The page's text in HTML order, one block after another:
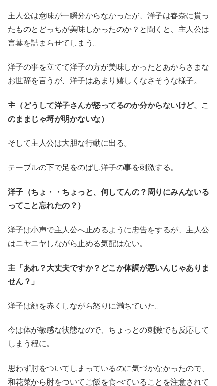
主人公は意味が一瞬分からなかったが、洋子は春奈に貰っ
たものとどっちが美味しかったのか？と聞くと、主人公は
言葉を詰まらせてしまう。
洋子の事を立てて洋子の方が美味しかったとあからさまな
お世辞を言うが、洋子はあまり嬉しくなさそうな様子。
主（どうして洋子さんが怒ってるのか分からないけど、こ
のままじゃ埒が明かないな）
そして主人公は大胆な行動に出る。
テーブルの下で足をのばし洋子の事を刺激する。
洋子（ちょ・・ちょっと、何してんの？周りにみんないる
ってこと忘れたの？）
洋子は小声で主人公へ止めるように忠告をするが、主人公
はニヤニヤしながら止める気配はない。
主「あれ？大丈夫ですか？どこか体調が悪いんじゃありま
せん？」
洋子は顔を赤くしながら怒りに満ちていた。
今は体が敏感な状態なので、ちょっとの刺激でも反応して
しまう程に。
思わず肘をついてしまっているのに気づかなかったので、
和花菜から肘をついてご飯を食べていることを注意されて